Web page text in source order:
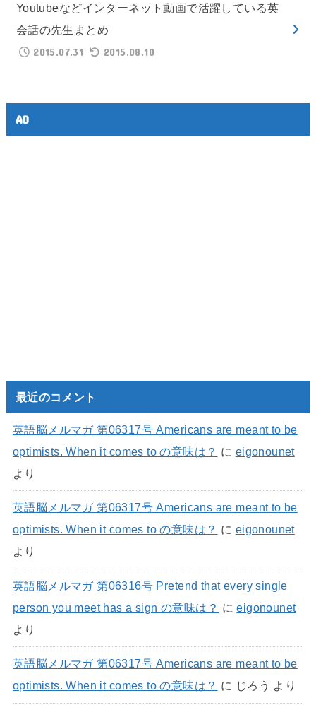
Youtubeなどインターネット動画で活躍している英
会話の先生まとめ
2015.07.31
2015.08.10
AD
最近のコメント
英語脳メルマガ 第06317号 Americans are meant to be
optimists. When it comes to の意味は？ に eigonounet
より
英語脳メルマガ 第06317号 Americans are meant to be
optimists. When it comes to の意味は？ に eigonounet
より
英語脳メルマガ 第06316号 Pretend that every single
person you meet has a sign の意味は？ にeigonounet
より
英語脳メルマガ 第06317号 Americans are meant to be
optimists. When it comes to の意味は？ に じろう より